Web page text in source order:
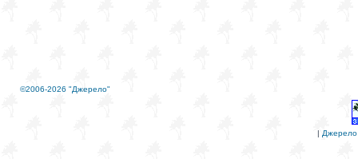
©2006-2026 "Джерело"
| Джерело